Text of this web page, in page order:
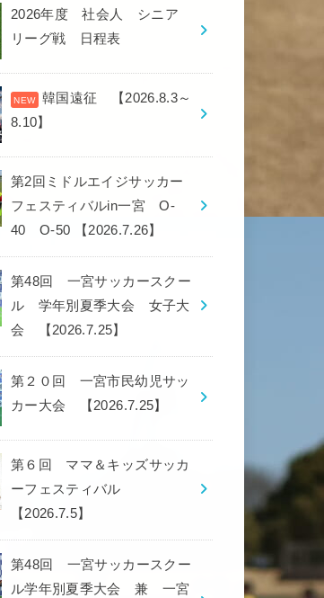
2026年度 社会人 シニア
リーグ戦 日程表
韓国遠征 【2026.8.3～
8.10】
第2回ミドルエイジサッカー
フェスティバルin一宮 O-
40 O-50 【2026.7.26】
第48回 一宮サッカースクー
ル 学年別夏季大会 女子大
会 【2026.7.25】
第２０回 一宮市民幼児サッ
カー大会 【2026.7.25】
第６回 ママ＆キッズサッカ
ーフェスティバル
【2026.7.5】
第48回 一宮サッカースクー
ル学年別夏季大会 兼 一宮